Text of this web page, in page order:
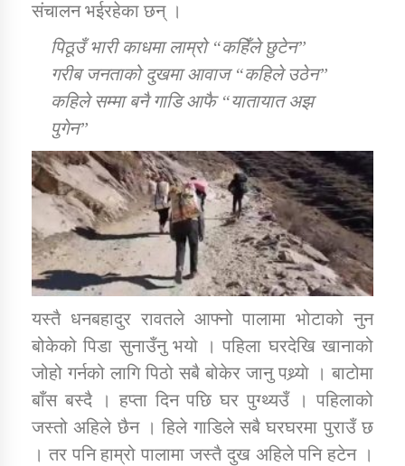
संचालन भईरहेका छन् ।
पिठूउँ भारी काधमा लाम्रो “कहिँले छुटेन”
गरीब जनताको दुखमा आवाज “कहिले उठेन”
कहिले सम्मा बनै गाडि आफै “यातायात अझ
पुगेन”
यस्तै धनबहादुर रावतले आफ्नो पालामा भोटाको नुन
बोकेको पिडा सुनाउँनु भयो । पहिला घरदेखि खानाको
जोहो गर्नको लागि पिठो सबै बोकेर जानु पथ्र्याे । बाटोमा
बाँस बस्दै । हप्ता दिन पछि घर पुग्थ्यउँ । पहिलाको
जस्तो अहिले छैन । हिले गाडिले सबै घरघरमा पुराउँ छ
। तर पनि हाम्रो पालामा जस्तै दुख अहिले पनि हटेन ।